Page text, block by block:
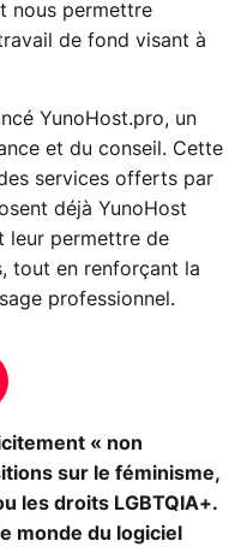
nous permettre
de fond visant à
YunoHost.pro, un
et du conseil. Cette
services offerts par
déjà YunoHost
leur permettre de
tout en renforçant la
professionnel.
« non
sur le féminisme,
les droits LGBTQIA+.
monde du logiciel